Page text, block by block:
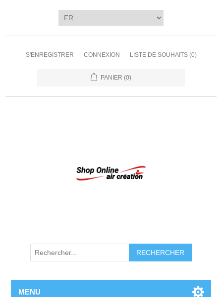
S'ENREGISTRER CONNEXION LISTE DE SOUHAITS (0)
PANIER (0)
RECHERCHER
MENU